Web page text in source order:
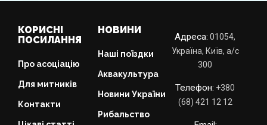
КОРИСНІ
ПОСИЛАННЯ
Про асоціацію
Для митників
Контакти
НОВИНИ
Наші поїздки
Аквакультура
Новини України
Рибальство
Адреса: 01054,
Україна, Київ, а/с
300
Телефон: +380
(68) 421 12 12